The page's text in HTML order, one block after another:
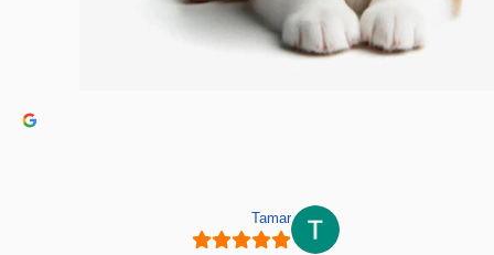
Tamar